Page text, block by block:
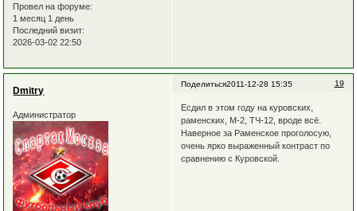
Провел на форуме:
1 месяц 1 день
Последний визит:
2026-03-02 22:50
Поделиться 19
2011-12-28 15:35
Dmitry
Администратор
Есдил в этом году на куровских,
раменских, М-2, ТЧ-12, вроде всё.
Наверное за Раменское проголосую,
очень ярко выраженный контраст по
сравнению с Куровской.